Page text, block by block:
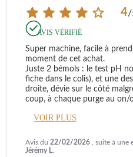
4/
AVIS VÉRIFIÉ
Super machine, facile à
moment de cet achat.
Juste 2 bémols : le test pH
fiche dans le colis), et une
droite, dévie sur le côté
coup, à chaque purge au on/
VOIR PLUS
Avis du 22/02/2026 , suite à une
Jérémy L.